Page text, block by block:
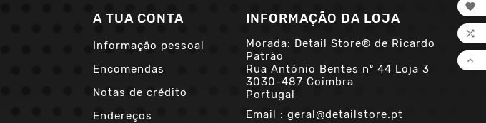
A TUA CONTA
Informação pessoal
Encomendas
Notas de crédito
Endereços
INFORMAÇÃO DA LOJA
Morada: Detail Store® de Ricardo
Patrão
Rua António Bentes nº 44 Loja 3
3030-487 Coimbra
Portugal
Email : geral@detailstore.pt


